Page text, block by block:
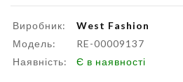
Виробник:
West Fashion
Модель:
RE-00009137
Наявність:
Є в наявності